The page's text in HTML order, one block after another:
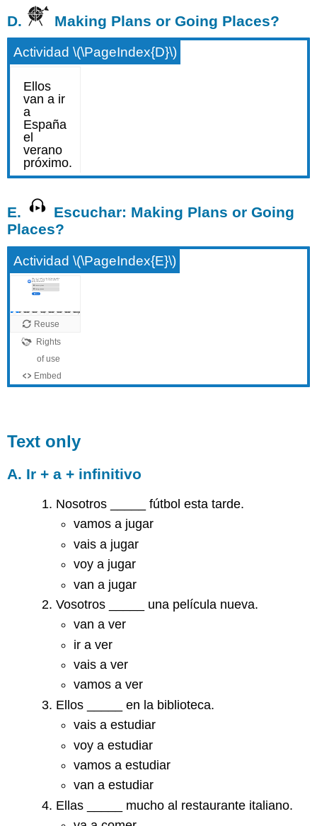
D. Making Plans or Going Places?
Actividad \(\PageIndex{D}\)
E.
Escuchar: Making Plans or Going
Places?
Actividad \(\PageIndex{E}\)
Text only
A. Ir + a + infinitivo
Nosotros _____ fútbol esta tarde.
vamos a jugar
vais a jugar
voy a jugar
van a jugar
Vosotros _____ una película nueva.
van a ver
ir a ver
vais a ver
vamos a ver
Ellos _____ en la biblioteca.
vais a estudiar
voy a estudiar
vamos a estudiar
van a estudiar
Ellas _____ mucho al restaurante italiano.